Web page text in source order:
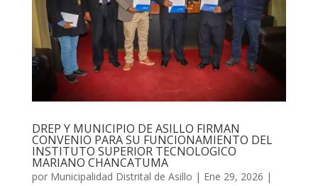
DREP Y MUNICIPIO DE ASILLO FIRMAN
CONVENIO PARA SU FUNCIONAMIENTO DEL
INSTITUTO SUPERIOR TECNOLOGICO
MARIANO CHANCATUMA
por Municipalidad Distrital de Asillo | Ene 29, 2026 |